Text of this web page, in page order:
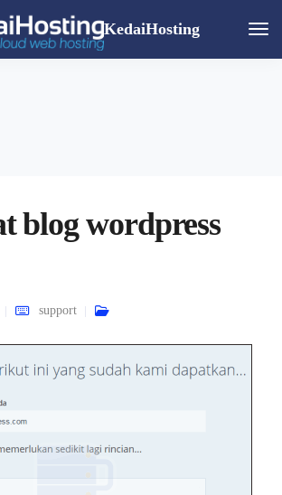
KedaiHosting
blog wordpress
support